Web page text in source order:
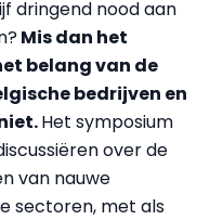
dringend nood aan
Mis dan het
belang van de
bedrijven en
Het symposium
over de
van nauwe
sectoren, met als